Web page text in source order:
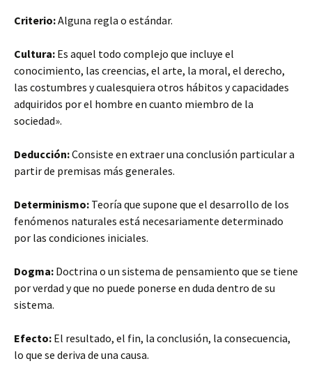
Criterio:Alguna regla o estándar.
Cultura: Es aquel todo complejo que incluye el
conocimiento, las creencias, el arte, la moral, el derecho,
las costumbres y cualesquiera otros hábitos y capacidades
adquiridos por el hombre en cuanto miembro de la
sociedad».
Deducción:Consiste en extraer una conclusión particular a
partir de premisas más generales.
Determinismo: Teoría que supone que el desarrollo de los
fenómenos naturales está necesariamente determinado
por las condiciones iniciales.
Dogma: Doctrina o un sistema de pensamiento que se tiene
por verdad y que no puede ponerse en duda dentro de su
sistema.
Efecto: El resultado, el fin, la conclusión, la consecuencia,
lo que se deriva de una causa.